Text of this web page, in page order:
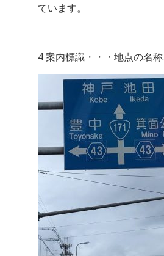
ています。
4 案内標識・・・地点の名